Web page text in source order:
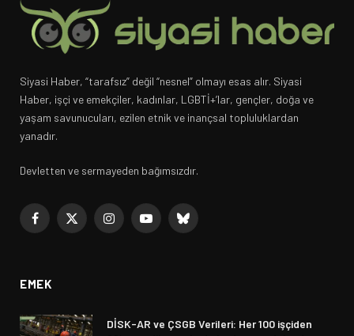
Siyasi Haber, “tarafsız” değil “nesnel” olmayı esas alır. Siyasi
Haber, işçi ve emekçiler, kadınlar, LGBTİ+’lar, gençler, doğa ve
yaşam savunucuları, ezilen etnik ve inançsal topluluklardan
yanadır.
Devletten ve sermayeden bağımsızdır.
Facebook
X
InstagramYouTubeBluesky
EMEK
DİSK-AR ve ÇSGB Verileri: Her 100 işçiden